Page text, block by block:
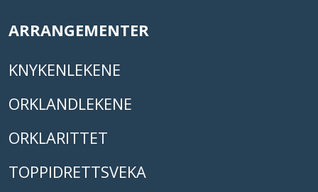
ARRANGEMENTER
KNYKENLEKENE
ORKLANDLEKENE
ORKLARITTET
TOPPIDRETTSVEKA